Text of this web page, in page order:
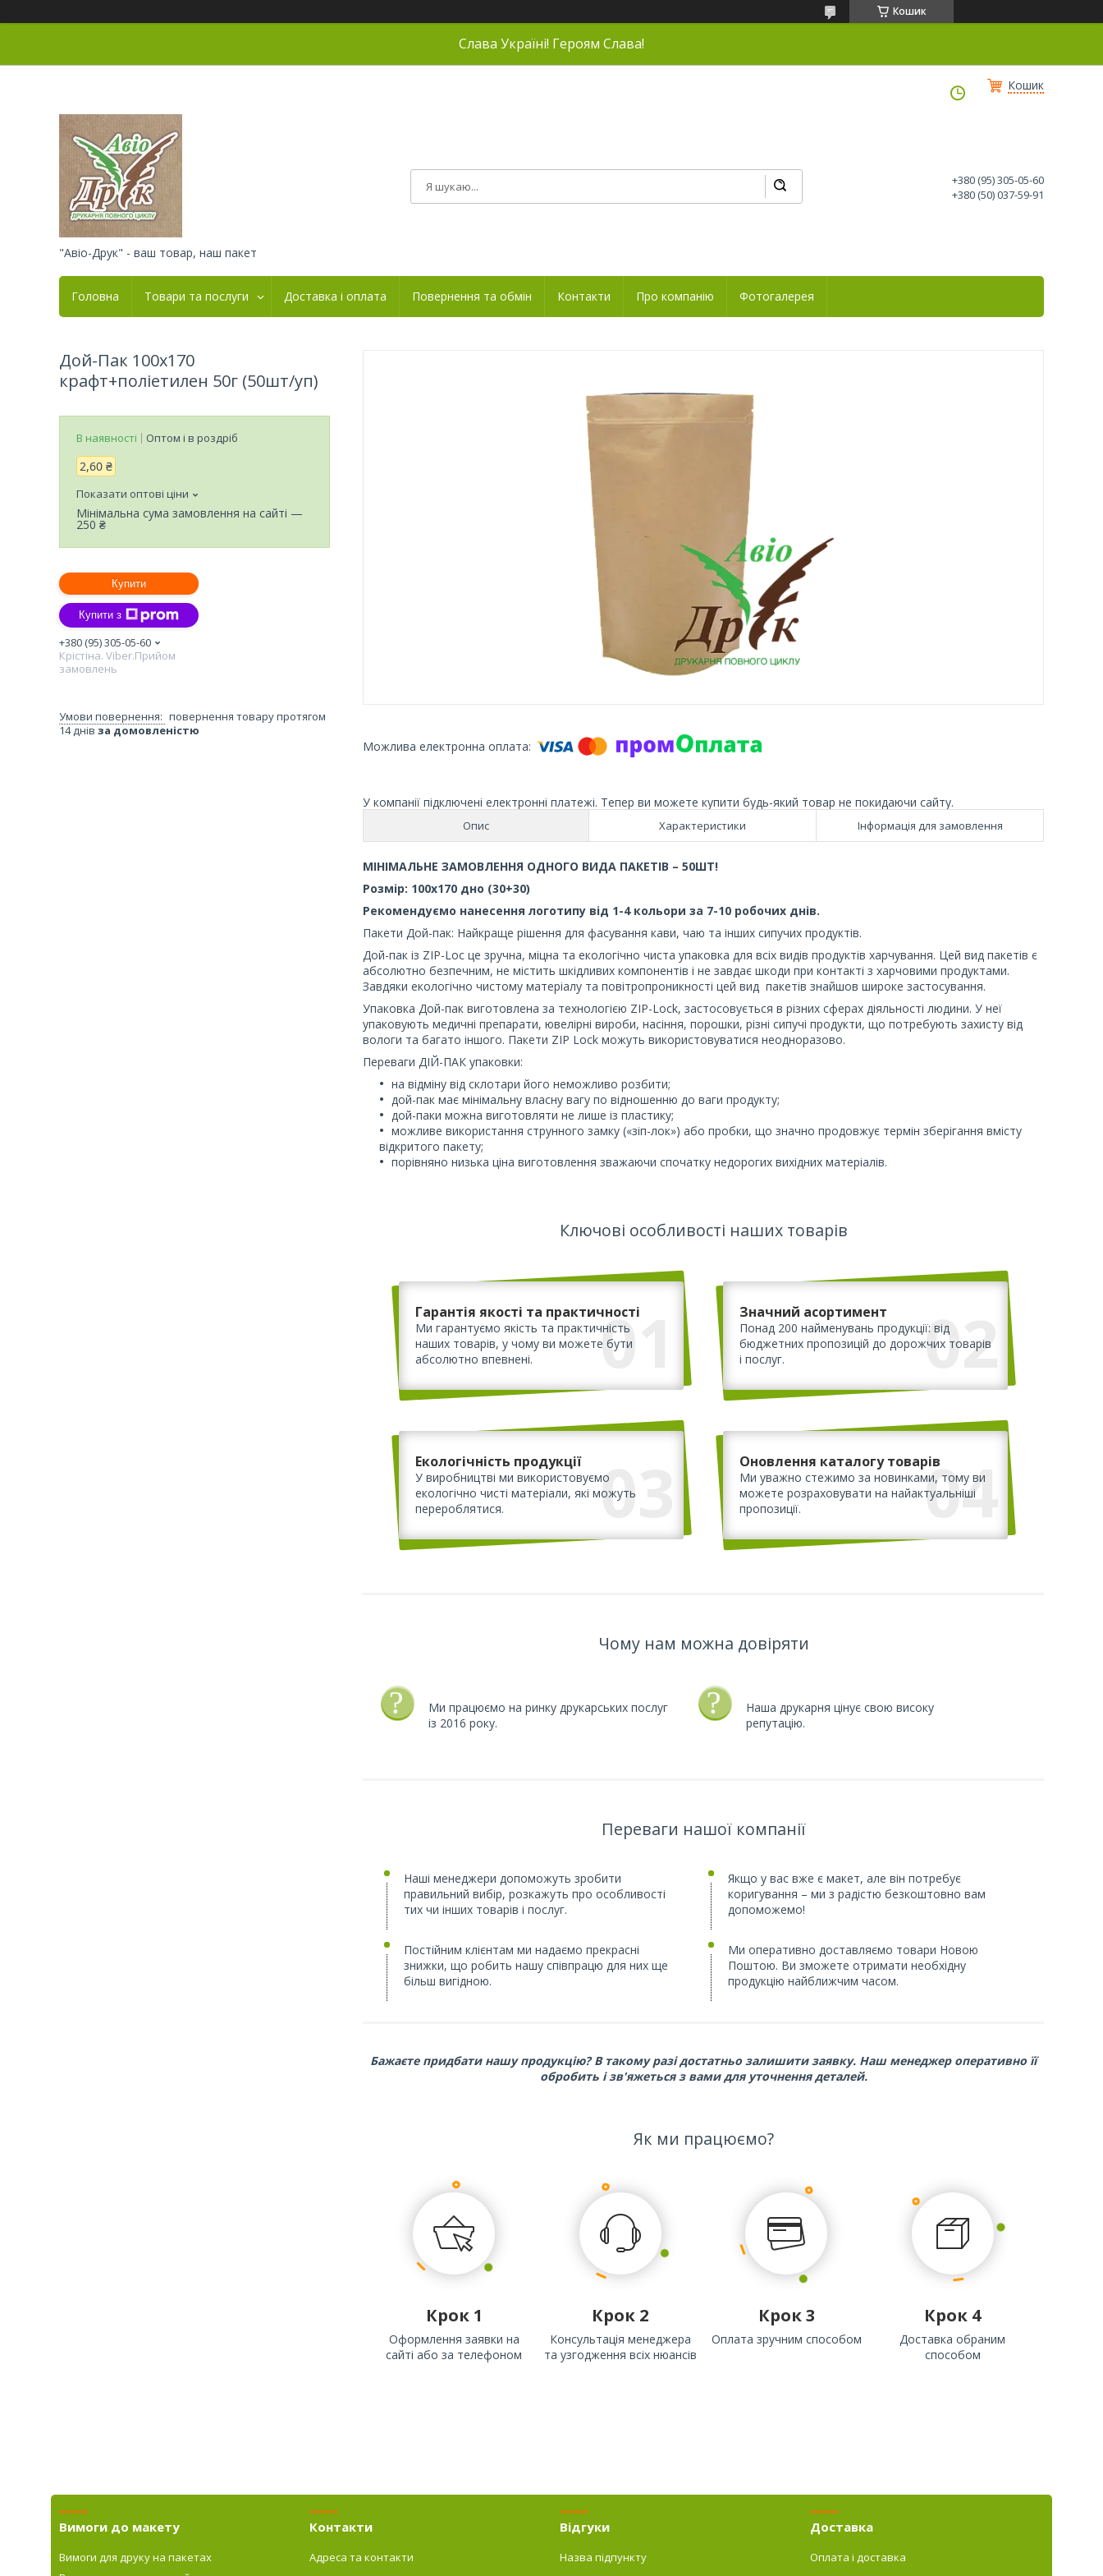
Кошик
Слава Україні! Героям Слава!
Кошик
"Авіо-Друк" - ваш товар, наш пакет
+380 (95) 305-05-60
+380 (50) 037-59-91
Головна Товари та послуги Доставка і оплата Повернення та обмін Контакти Про компанію Фотогалерея
У компанії підключені електронні платежі. Тепер ви можете купити будь-який товар не покидаючи сайту.
Опис Характеристики Інформація для замовлення
МІНІМАЛЬНЕ ЗАМОВЛЕННЯ ОДНОГО ВИДА ПАКЕТІВ – 50ШТ!
Розмір: 100х170 дно (30+30)
Рекомендуємо нанесення логотипу від 1-4 кольори за 7-10 робочих днів.
Пакети Дой-пак: Найкраще рішення для фасування кави, чаю та інших сипучих продуктів.
Дой-пак із ZIP-Loc це зручна, міцна та екологічно чиста упаковка для всіх видів продуктів харчування. Цей вид пакетів є
абсолютно безпечним, не містить шкідливих компонентів і не завдає шкоди при контакті з харчовими продуктами.
Завдяки екологічно чистому матеріалу та повітропроникності цей вид пакетів знайшов широке застосування.
Упаковка Дой-пак виготовлена ​​за технологією ZIP-Lock, застосовується в різних сферах діяльності людини. У неї
упаковують медичні препарати, ювелірні вироби, насіння, порошки, різні сипучі продукти, що потребують захисту від
вологи та багато іншого. Пакети ZIP Lock можуть використовуватися неодноразово.
Переваги ДІЙ-ПАК упаковки:
на відміну від склотари його неможливо розбити;
дой-пак має мінімальну власну вагу по відношенню до ваги продукту;
дой-паки можна виготовляти не лише із пластику;
можливе використання струнного замку («зіп-лок») або пробки, що значно продовжує термін зберігання вмісту
відкритого пакету;
порівняно низька ціна виготовлення зважаючи спочатку недорогих вихідних матеріалів.
Ключові особливості наших товарів
01
Гарантія якості та практичності
Ми гарантуємо якість та практичність
наших товарів, у чому ви можете бути
абсолютно впевнені.
02
Значний асортимент
Понад 200 найменувань продукції: від
бюджетних пропозицій до дорожчих товарів
і послуг.
03
Екологічність продукції
У виробництві ми використовуємо
екологічно чисті матеріали, які можуть
перероблятися.
04
Оновлення каталогу товарів
Ми уважно стежимо за новинками, тому ви
можете розраховувати на найактуальніші
пропозиції.
Чому нам можна довіряти
Ми працюємо на ринку друкарських послуг
із 2016 року.
Наша друкарня цінує свою високу
репутацію.
Переваги нашої компанії
Наші менеджери допоможуть зробити
правильний вибір, розкажуть про особливості
тих чи інших товарів і послуг.
Якщо у вас вже є макет, але він потребує
коригування – ми з радістю безкоштовно вам
допоможемо!
Постійним клієнтам ми надаємо прекрасні
знижки, що робить нашу співпрацю для них ще
більш вигідною.
Ми оперативно доставляємо товари Новою
Поштою. Ви зможете отримати необхідну
продукцію найближчим часом.
Бажаєте придбати нашу продукцію? В такому разі достатньо залишити заявку. Наш менеджер оперативно її
обробить і зв'яжеться з вами для уточнення деталей.
Як ми працюємо?
Крок 1
Оформлення заявки на
сайті або за телефоном
Крок 2
Консультація менеджера
та узгодження всіх нюансів
Крок 3
Оплата зручним способом
Крок 4
Доставка обраним
способом
Дой-Пак 100х170
крафт+поліетилен 50г (50шт/уп)
В наявності Оптом і в роздріб
2,60 ₴
Показати оптові ціни
Мінімальна сума замовлення на сайті —
250 ₴
Купити
Купити з
+380 (95) 305-05-60
Крістіна. Viber.Прийом
замовлень
повернення товару протягом
14 днів за домовленістю
Вимоги до макету
Вимоги для друку на пакетах
Контакти
Адреса та контакти
Відгуки
Назва підпункту
Доставка
Оплата і доставка